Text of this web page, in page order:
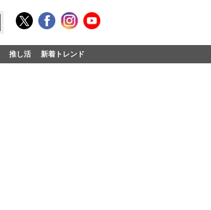
推し活 新着トレンド